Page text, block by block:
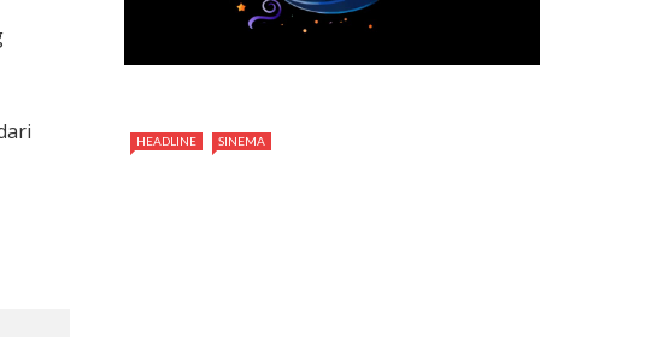
HEADLINE SINEMA